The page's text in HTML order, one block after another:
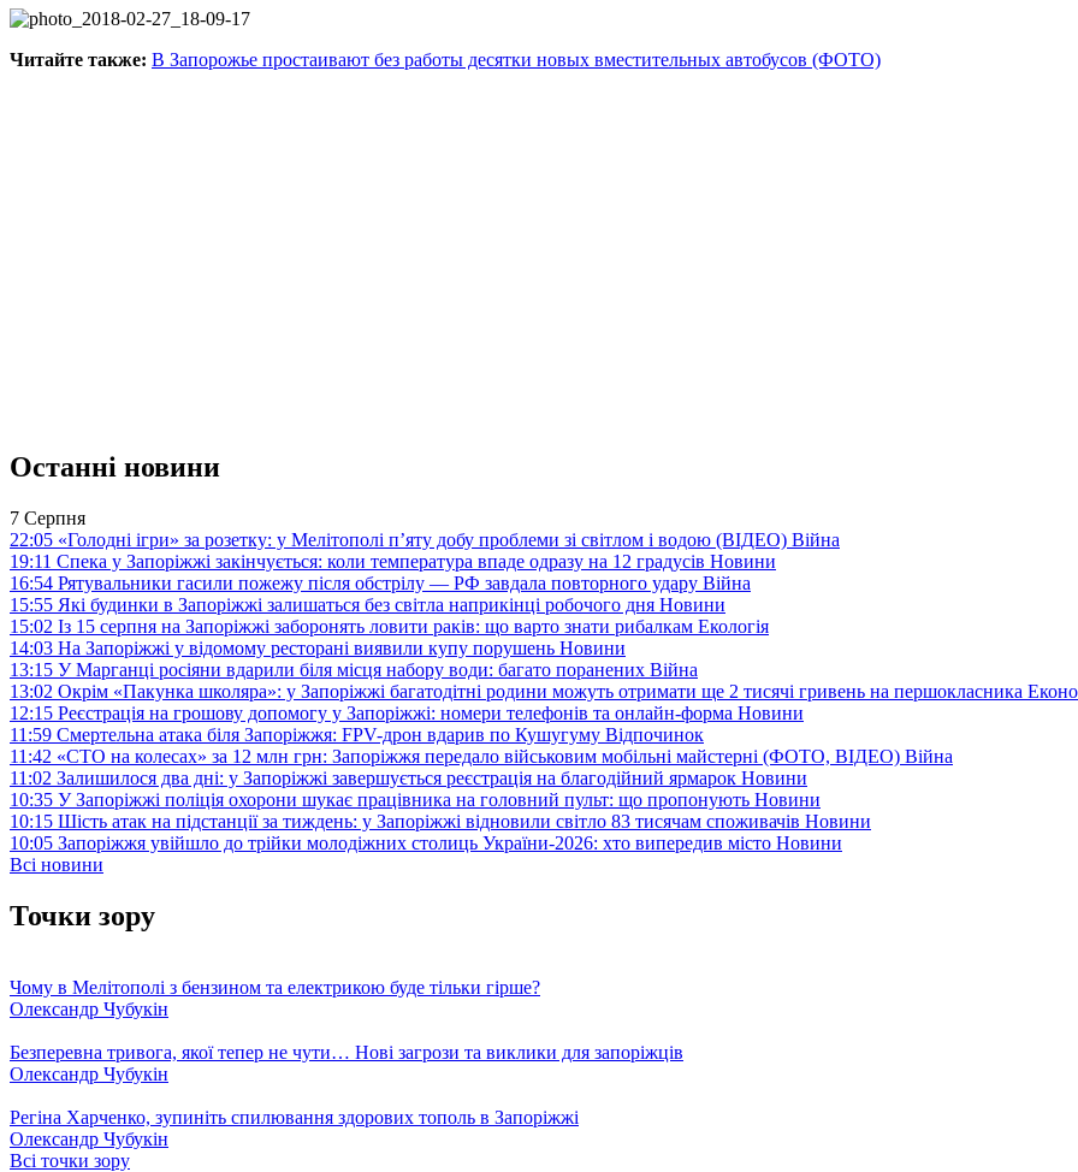
Читайте также: В Запорожье простаивают без работы десятки новых вместительных автобусов (ФОТО)
Останні новини
7 Серпня
22:05 «Голодні ігри» за розетку: у Мелітополі п’яту добу проблеми зі світлом і водою (ВІДЕО) Війна
19:11 Спека у Запоріжжі закінчується: коли температура впаде одразу на 12 градусів Новини
16:54 Рятувальники гасили пожежу після обстрілу — РФ завдала повторного удару Війна
15:55 Які будинки в Запоріжжі залишаться без світла наприкінці робочого дня Новини
15:02 Із 15 серпня на Запоріжжі заборонять ловити раків: що варто знати рибалкам Екологія
14:03 На Запоріжжі у відомому ресторані виявили купу порушень Новини
13:15 У Марганці росіяни вдарили біля місця набору води: багато поранених Війна
13:02 Окрім «Пакунка школяра»: у Запоріжжі багатодітні родини можуть отримати ще 2 тисячі гривень на першокласника
12:15 Реєстрація на грошову допомогу у Запоріжжі: номери телефонів та онлайн-форма Новини
11:59 Смертельна атака біля Запоріжжя: FPV-дрон вдарив по Кушугуму Відпочинок
11:42 «СТО на колесах» за 12 млн грн: Запоріжжя передало військовим мобільні майстерні (ФОТО, ВІДЕО) Війна
11:02 Залишилося два дні: у Запоріжжі завершується реєстрація на благодійний ярмарок Новини
10:35 У Запоріжжі поліція охорони шукає працівника на головний пульт: що пропонують Новини
10:15 Шість атак на підстанції за тиждень: у Запоріжжі відновили світло 83 тисячам споживачів Новини
10:05 Запоріжжя увійшло до трійки молодіжних столиць України-2026: хто випередив місто Новини
Всі новини
Точки зору
Чому в Мелітополі з бензином та електрикою буде тільки гірше?
Олександр Чубукін
Безперевна тривога, якої тепер не чути… Нові загрози та виклики для запоріжців
Олександр Чубукін
Регіна Харченко, зупиніть спилювання здорових тополь в Запоріжжі
Олександр Чубукін
Всі точки зору